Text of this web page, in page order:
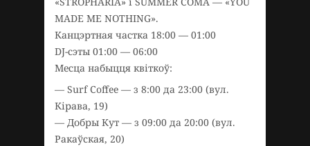
MADE ME NOTHING».
Канцэртная частка 18:00 — 01:00
DJ-сэты 01:00 — 06:00
Месца набыцця квіткоў:
— Surf Coffee — з 8:00 да 23:00 (вул.
Кірава, 19)
— Добры Кут — з 09:00 да 20:00 (вул.
Ракаўская, 20)